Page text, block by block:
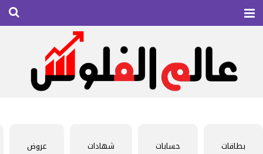
بطاقات حسابات شهادات عروض